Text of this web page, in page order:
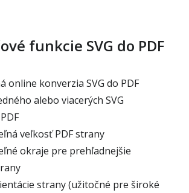
funkcie SVG do PDF
online konverzia SVG do PDF
alebo viacerých SVG
veľkosť PDF strany
okraje pre prehľadnejšie
strany (užitočné pre široké